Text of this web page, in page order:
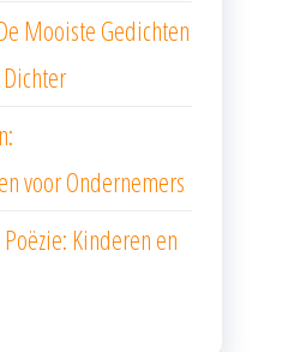
Mooiste Gedichten
voor Ondernemers
Kinderen en